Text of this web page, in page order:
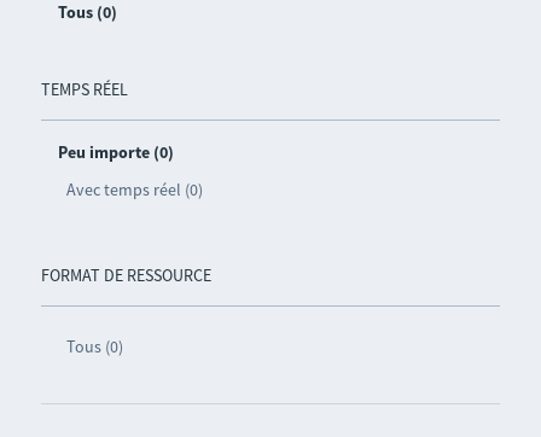
Tous (0)
TEMPS RÉEL
Peu importe (0)
Avec temps réel (0)
FORMAT DE RESSOURCE
Tous (0)